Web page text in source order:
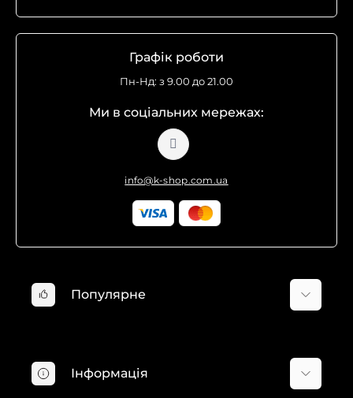
Графік роботи
Пн-Нд: з 9.00 до 21.00
Ми в соціальних мережах:
info@k-shop.com.ua
Популярне
Пилососи Karcher
Господарські пилососи Karcher
Інформація